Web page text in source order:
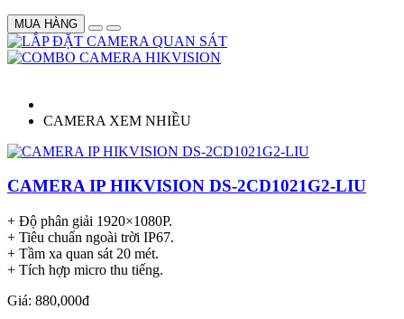
MUA HÀNG
CAMERA XEM NHIỀU
CAMERA IP HIKVISION DS-2CD1021G2-LIU
+ Độ phân giải 1920×1080P.
+ Tiêu chuẩn ngoài trời IP67.
+ Tầm xa quan sát 20 mét.
+ Tích hợp micro thu tiếng.
Giá: 880,000đ